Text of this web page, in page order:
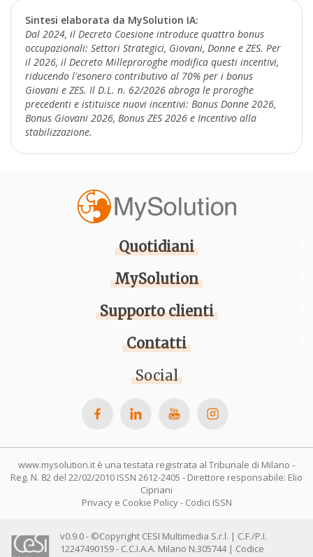
Sintesi elaborata da MySolution IA:
Dal 2024, il Decreto Coesione introduce quattro bonus
occupazionali: Settori Strategici, Giovani, Donne e ZES. Per
il 2026, il Decreto Milleproroghe modifica questi incentivi,
riducendo l'esonero contributivo al 70% per i bonus
Giovani e ZES. Il D.L. n. 62/2026 abroga le proroghe
precedenti e istituisce nuovi incentivi: Bonus Donne 2026,
Bonus Giovani 2026, Bonus ZES 2026 e Incentivo alla
stabilizzazione.
Quotidiani
MySolution
Supporto clienti
Contatti
Social
www.mysolution.it è una testata registrata al Tribunale di Milano -
Reg. N. 82 del 22/02/2010 ISSN 2612-2405 - Direttore responsabile: Elio
Cipriani
Privacy e Cookie Policy- Codici ISSN
v0.9.0 - ©Copyright CESI Multimedia S.r.l. | C.F./P.I.
12247490159 - C.C.I.A.A. Milano N.305744 | Codice